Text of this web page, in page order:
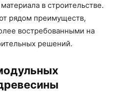
в строительстве.
рядом преимуществ,
востребованными на
решений.